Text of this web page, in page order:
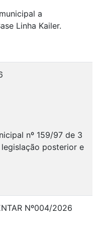
a
Linha Kailer.
nº 159/97 de 3
posterior e
Nº004/2026